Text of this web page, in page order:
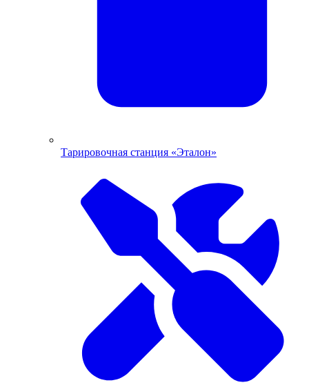
Тарировочная станция «Эталон»